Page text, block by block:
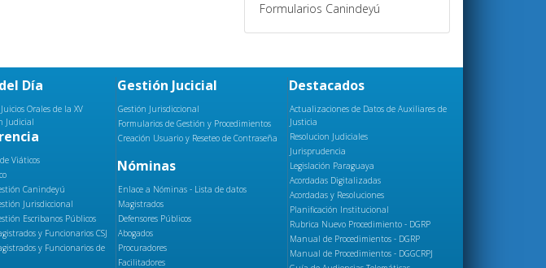
Formularios Canindeyú
Día
Orales de la XV
Judicial
Viáticos
Canindeyú
Jurisdiccional
Escribanos Públicos
y Funcionarios CSJ
y Funcionarios de
Gestión Jucicial
Gestión Jurisdiccional
Formularios de Gestión y Procedimientos
Creación Usuario y Reseteo de Contraseña
Nóminas
Enlace a Nóminas - Lista de datos
Magistrados
Defensores Públicos
Abogados
Procuradores
Facilitadores
Destacados
Actualizaciones de Datos de Auxiliares de
Justicia
Resolucion Judiciales
Jurisprudencia
Legislación Paraguaya
Acordadas Digitalizadas
Acordadas y Resoluciones
Planificación Institucional
Rubrica Nuevo Procedimiento - DGRP
Manual de Procedimientos - DGRP
Manual de Procedimientos - DGGCRPJ